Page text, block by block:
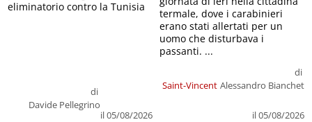
di
Davide Pellegrino
il 05/08/2026
eliminatorio contro la Tunisia
Saint-Vincent
di
Alessandro Bianchet
il 05/08/2026
termale, dove i carabinieri
erano stati allertati per un
uomo che disturbava i
passanti. ...